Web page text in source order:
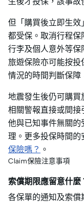
但「購買後立即生
都受保。取消行程保
行李及個人意外等
旅遊保險亦可能按
情況的時間判斷保障
地震發生後仍可購
相關警報直接或間
他與已知事件無關
理。更多投保時間的
保險嗎？ 。
Claim保險注意事項
索償期限應留意什麼
各保單的通知及索償